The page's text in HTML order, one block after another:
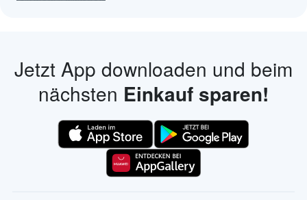
Jetzt App downloaden und beim
nächsten Einkauf sparen!